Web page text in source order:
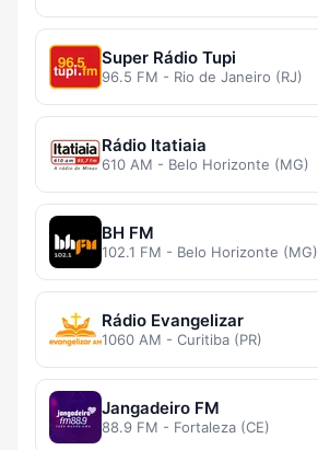
Super Rádio Tupi
96.5 FM - Rio de Janeiro (RJ)
Rádio Itatiaia
610 AM - Belo Horizonte (MG)
BH FM
102.1 FM - Belo Horizonte (MG)
Rádio Evangelizar
1060 AM - Curitiba (PR)
Jangadeiro FM
88.9 FM - Fortaleza (CE)